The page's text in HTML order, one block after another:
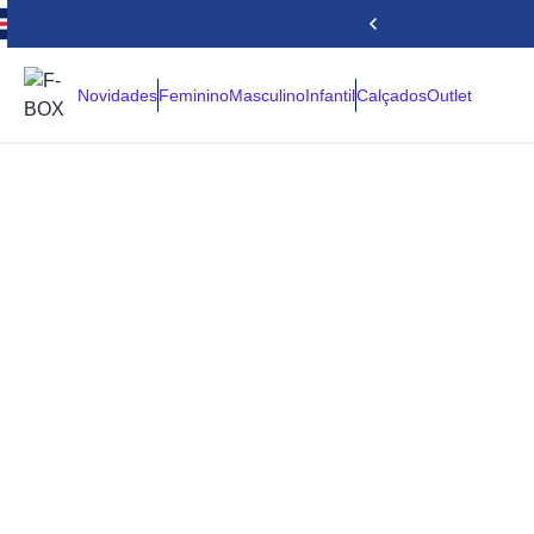
NovidadesFemininoMasculinoInfantilCalçadosOutlet